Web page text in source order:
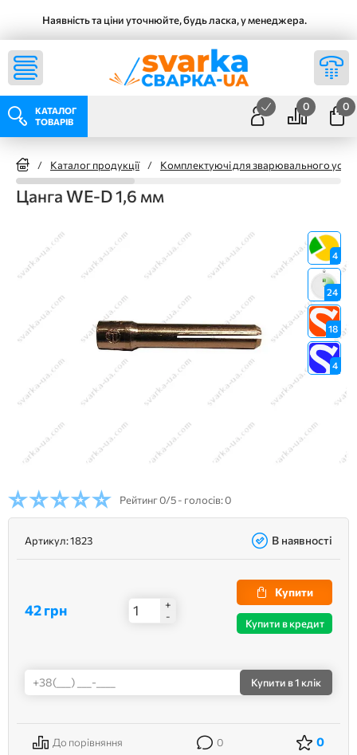
Наявність та ціни уточнюйте, будь ласка, у менеджера.
КАТАЛОГ
ТОВАРІВ
0 0
/ Каталог продукції / Комплектуючі для зварювального
Цанга WE-D 1,6 мм
4
24
18
4
Рейтинг0/5 - голосів: 0
Артикул:1823 В наявності
42 грн
+
-
Купити
Купити в кредит
Купити в 1 клік
До порівняння 0 0